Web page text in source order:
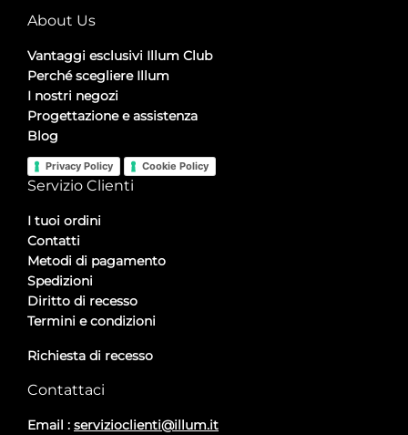
About Us
Vantaggi esclusivi Illum Club
Perché scegliere Illum
I nostri negozi
Progettazione e assistenza
Blog
Privacy Policy Cookie Policy
Servizio Clienti
I tuoi ordini
Contatti
Metodi di pagamento
Spedizioni
Diritto di recesso
Termini e condizioni
Richiesta di recesso
Contattaci
Email : servizioclienti@illum.it